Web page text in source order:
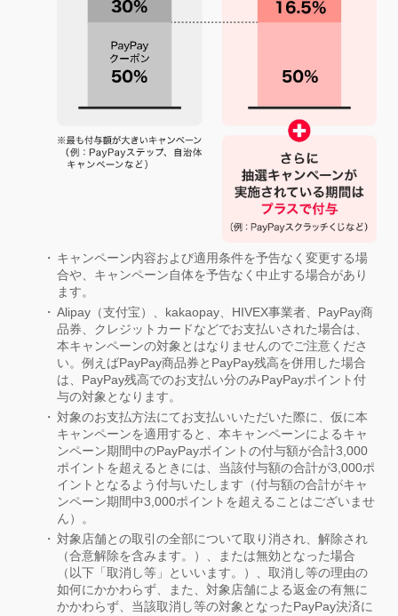
キャンペーン内容および適用条件を予告なく変更する場
合や、キャンペーン自体を予告なく中止する場合があり
ます。
Alipay（支付宝）、kakaopay、HIVEX事業者、PayPay商
品券、クレジットカードなどでお支払いされた場合は、
本キャンペーンの対象とはなりませんのでご注意くださ
い。例えばPayPay商品券とPayPay残高を併用した場合
は、PayPay残高でのお支払い分のみPayPayポイント付
与の対象となります。
対象のお支払方法にてお支払いいただいた際に、仮に本
キャンペーンを適用すると、本キャンペーンによるキャ
ンペーン期間中のPayPayポイントの付与額が合計3,000
ポイントを超えるときには、当該付与額の合計が3,000ポ
イントとなるよう付与いたします（付与額の合計がキャ
ンペーン期間中3,000ポイントを超えることはございませ
ん）。
対象店舗との取引の全部について取り消され、解除され
（合意解除を含みます。）、または無効となった場合
（以下「取消し等」といいます。）、取消し等の理由の
如何にかかわらず、また、対象店舗による返金の有無に
かかわらず、当該取消し等の対象となったPayPay決済に